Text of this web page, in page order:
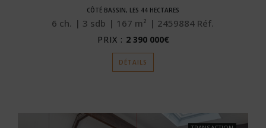
CÔTÉ BASSIN, LES 44 HECTARES
6 ch. 3 sdb 167 m² 2459884 Réf.
PRIX : 2 390 000€
DÉTAILS